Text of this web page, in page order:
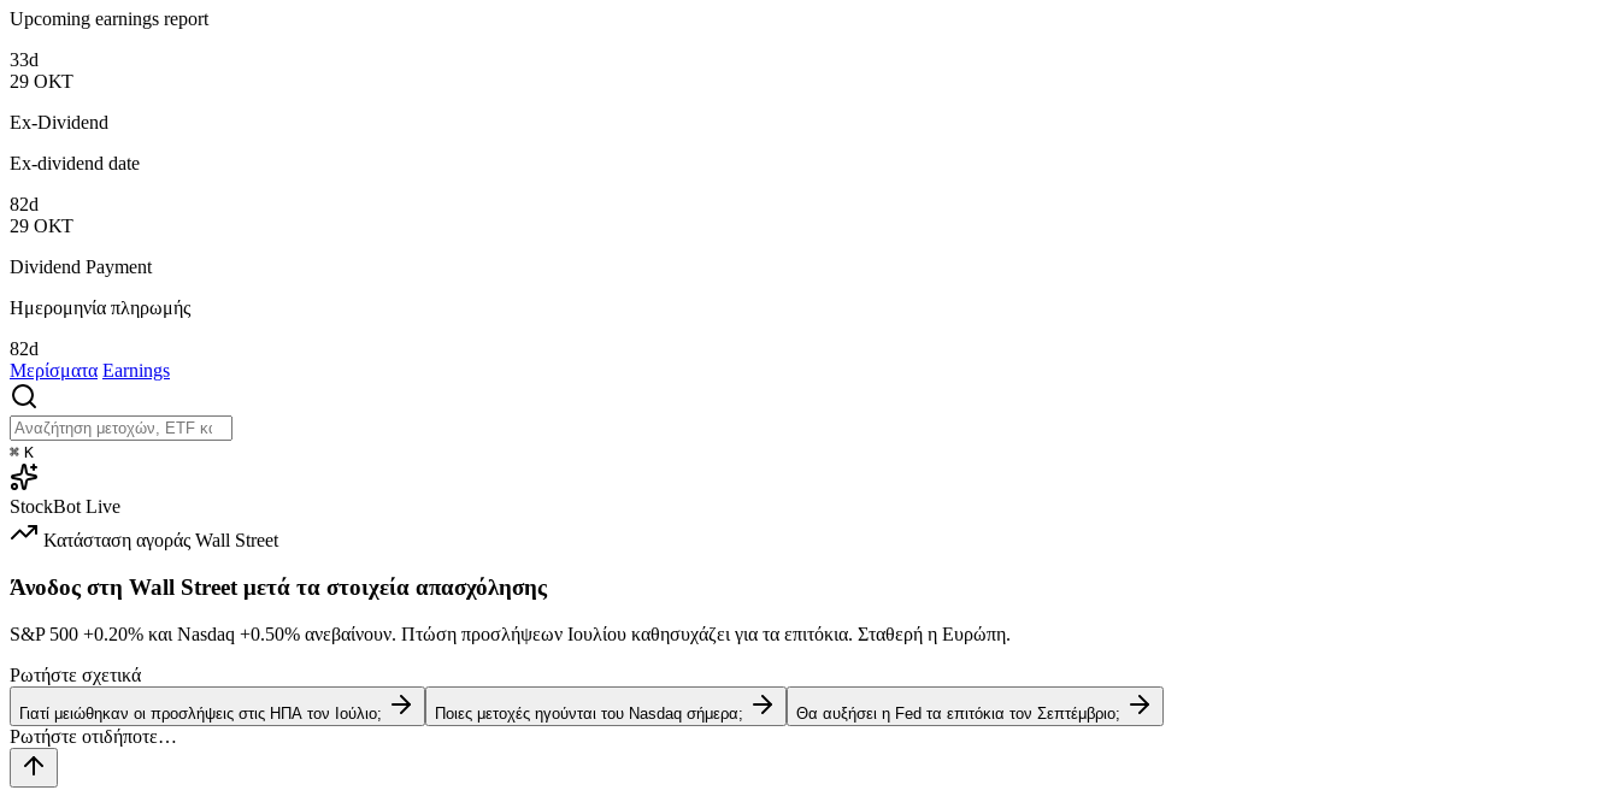
Upcoming earnings report
33d
29 ΟΚΤ
Ex-Dividend
Ex-dividend date
82d
29 ΟΚΤ
Dividend Payment
Ημερομηνία πληρωμής
82d
Μερίσματα Earnings
⌘ K
StockBot Live
Κατάσταση αγοράς Wall Street
Άνοδος στη Wall Street μετά τα στοιχεία απασχόλησης
S&P 500 +0.20% και Nasdaq +0.50% ανεβαίνουν. Πτώση προσλήψεων Ιουλίου καθησυχάζει για τα επιτόκια. Σταθερή η Ευρώπη.
Ρωτήστε σχετικά
Γιατί μειώθηκαν οι προσλήψεις στις ΗΠΑ τον Ιούλιο; Ποιες μετοχές ηγούνται του Nasdaq σήμερα; Θα αυξήσει η Fed τα επιτόκια τον Σεπτέμβριο;